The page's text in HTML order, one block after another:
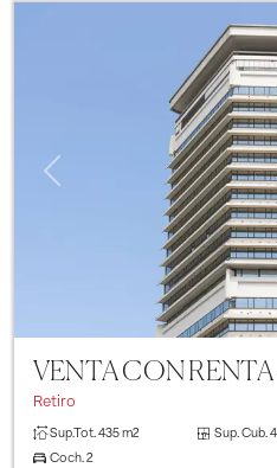
Previous
VENTA CON RENTA
Retiro
Sup.Tot. 435 m2 Sup. Cub.
Coch. 2